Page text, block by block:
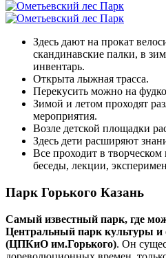
Здесь дают на прокат
скандинавские палки, в
инвентарь.
Открыта лыжная трасса.
Перекусить можно на
Зимой и летом проходят
мероприятия.
Возле детской площадки
Здесь дети расширяют
Все проходит в
беседы, лекции,
Парк Горького Казань
Самый известный парк, где
Центральный парк культуры и
(ЦПКиО им.Горького). Он